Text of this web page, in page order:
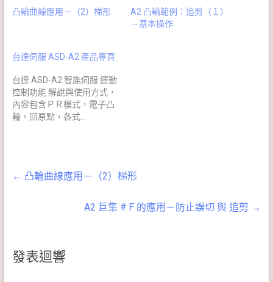
凸輪曲線應用－（2）梯形
A2 凸輪範例：追剪（１）
－基本操作
台達伺服 ASD-A2 產品專頁
台達 ASD-A2 智能伺服 運動
控制功能 解說與使用方式，
內容包含ＰＲ模式，電子凸
輪，回原點，各式…
← 凸輪曲線應用－（2）梯形
A2 巨集 #Ｆ的應用－防止誤切 與 追剪 →
發表迴響